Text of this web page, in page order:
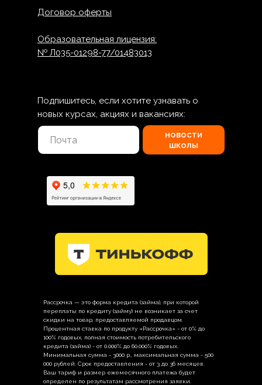
новости
школы
Подпишитесь, если хотите узнавать о
новых курсах, акциях и вакансиях:
Договор оферты
Образовательная лицензия:
№ Л035-01298-77/01483013
Рассрочка — это форма кредита (займа), при которой
переплаты по кредиту (займу) не возникает за счет
скидки на товар, предоставляемой продавцом.
Процентная ставка по продукту «Рассрочка» - от 0% до
100% годовых, полная стоимость потребительского
кредита (займа) - от 0.000% до 60.000% годовых.
Минимальная сумма - 3000 р., максимальная сумма - 500
000 рублей. Срок предоставления - от 3 до 36 месяцев.
Ваш тариф и размер ежемесячного платежа будет
определен по результатам рассмотрения заявки.